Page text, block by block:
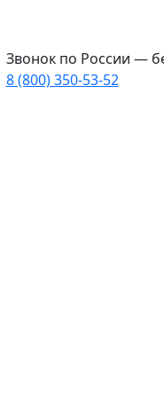
Звонок по России —
8 (800) 350-53-52